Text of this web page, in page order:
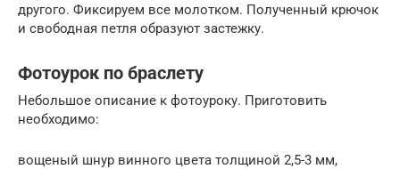
другого. Фиксируем все молотком. Полученный крючок
и свободная петля образуют застежку.
Фотоурок по браслету
Небольшое описание к фотоуроку. Приготовить
необходимо:
вощеный шнур винного цвета толщиной 2,5-3 мм,